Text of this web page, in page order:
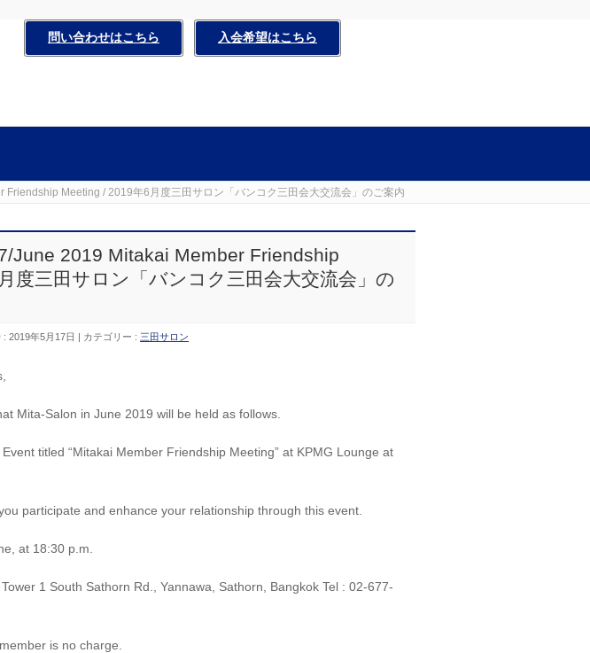
問い合わせはこちら 入会希望はこちら
Friendship Meeting / 2019年6月度三田サロン「バンコク三田会大交流会」のご案内
June 2019 Mitakai Member Friendship
度三田サロン「バンコク三田会大交流会」の
2019年5月17日 カテゴリー : 三田サロン
Mita-Salon in June 2019 will be held as follows.
titled “Mitakai Member Friendship Meeting” at KPMG Lounge at
participate and enhance your relationship through this event.
at 18:30 p.m.
1 South Sathorn Rd., Yannawa, Sathorn, Bangkok Tel : 02-677-
is no charge.